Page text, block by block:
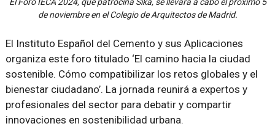
El Foro IECA 2024, que patrocina Sika, se llevará a cabo el próximo 5
de noviembre en el Colegio de Arquitectos de Madrid.
El Instituto Español del Cemento y sus Aplicaciones
organiza este foro titulado ‘El camino hacia la ciudad
sostenible. Cómo compatibilizar los retos globales y el
bienestar ciudadano’. La jornada reunirá a expertos y
profesionales del sector para debatir y compartir
innovaciones en sostenibilidad urbana.